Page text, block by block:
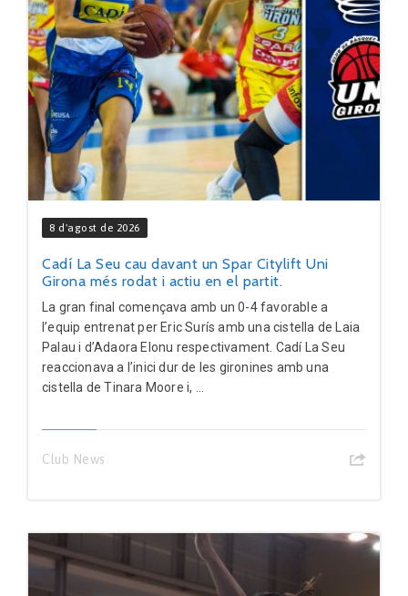
8 d'agost de 2026
Cadí La Seu cau davant un Spar Citylift Uni
Girona més rodat i actiu en el partit.
La gran final començava amb un 0-4 favorable a
l’equip entrenat per Eric Surís amb una cistella de Laia
Palau i d’Adaora Elonu respectivament. Cadí La Seu
reaccionava a l’inici dur de les gironines amb una
cistella de Tinara Moore i, ...
Club News